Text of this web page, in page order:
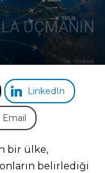
UÇMANIN
LinkedIn
Email
bir ülke,
onların belirlediği